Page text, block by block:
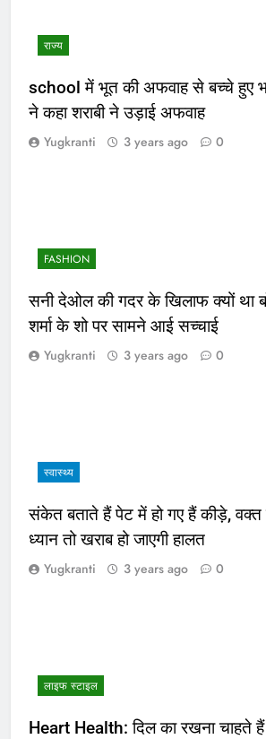
राज्य
school में भूत की अफवाह से बच्चे हुए
ने कहा शराबी ने उड़ाई अफवाह
Yugkranti 3 years ago 0
FASHION
सनी देओल की गदर के खिलाफ क्यों था
शर्मा के शो पर सामने आई सच्चाई
Yugkranti 3 years ago 0
स्वास्थ्य
संकेत बताते हैं पेट में हो गए हैं कीड़े, वक्त
ध्यान तो खराब हो जाएगी हालत
Yugkranti 3 years ago 0
लाइफ स्टाइल
Heart Health: दिल का रखना चाहते हैं